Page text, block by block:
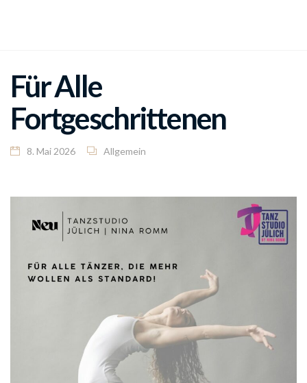
Für Alle
Fortgeschrittenen
8. Mai 2026 Allgemein